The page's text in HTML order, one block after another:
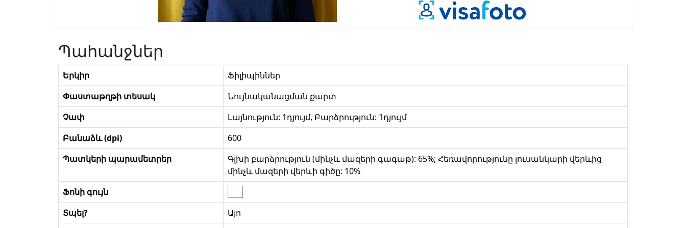
Պահանջներ
Երկիր
Ֆիլիպիններ
Փաստաթղթի տեսակ
Նույնականացման քարտ
Չափ
Լայնություն: 1դյույմ, Բարձրություն: 1դյույմ
Բանաձև (dpi)
600
Պատկերի պարամետրեր
Գլխի բարձրություն (մինչև մազերի գագաթ): 65%; Հեռավորությունը լուսանկարի վերևից
մինչև մազերի վերևի գիծը: 10%
Ֆոնի գույն
Տպել?
Այո